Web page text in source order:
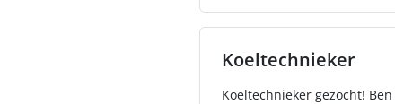
Koeltechnieker
Koeltechnieker gezocht!